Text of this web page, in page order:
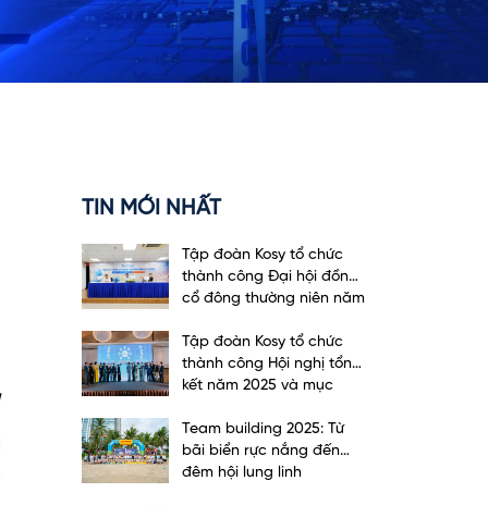
TIN MỚI NHẤT
Tập đoàn Kosy tổ chức
thành công Đại hội đồng
cổ đông thường niên năm
Tập đoàn Kosy tổ chức
thành công Hội nghị tổng
kết năm 2025 và mục
Team building 2025: Từ
bãi biển rực nắng đến
đêm hội lung linh